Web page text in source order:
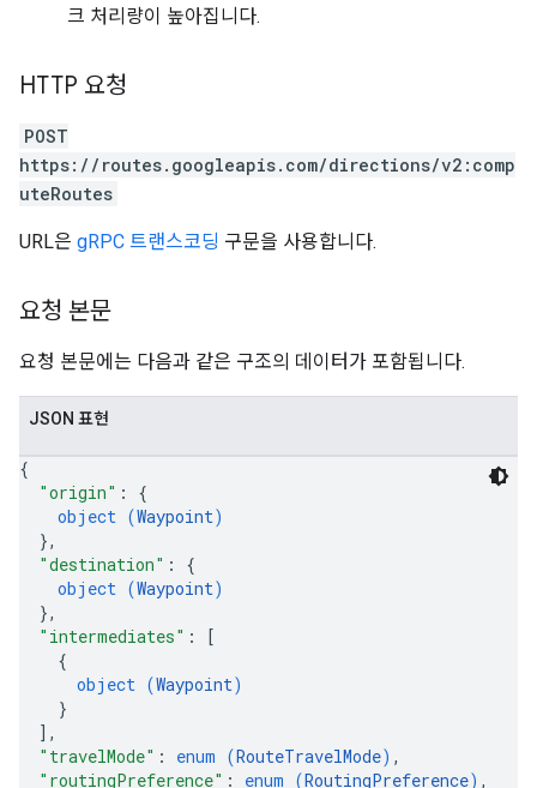
크 처리량이 높아집니다.
HTTP 요청
POST
https://routes.googleapis.com/directions/v2:comp
uteRoutes
URL은 gRPC 트랜스코딩 구문을 사용합니다.
요청 본문
요청 본문에는 다음과 같은 구조의 데이터가 포함됩니다.
JSON 표현
{
"origin" : {
object (Waypoint)
},
"destination" : {
object (Waypoint)
},
"intermediates" :
[
{
object (Waypoint)
}
] ,
"travelMode" : enum (RouteTravelMode) ,
"routingPreference" : enum (RoutingPreference) ,